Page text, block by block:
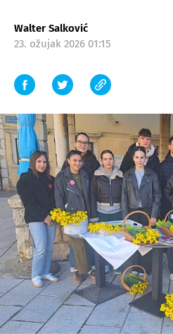
Walter Salković
23. ožujak 2026 01:15